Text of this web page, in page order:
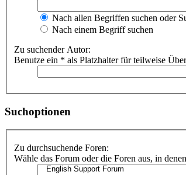
Nach allen Begriffen suchen oder
Nach einem Begriff suchen
Zu suchender Autor:
Benutze ein * als Platzhalter für teilweise
Suchoptionen
Zu durchsuchende Foren:
Wähle das Forum oder die Foren aus, in